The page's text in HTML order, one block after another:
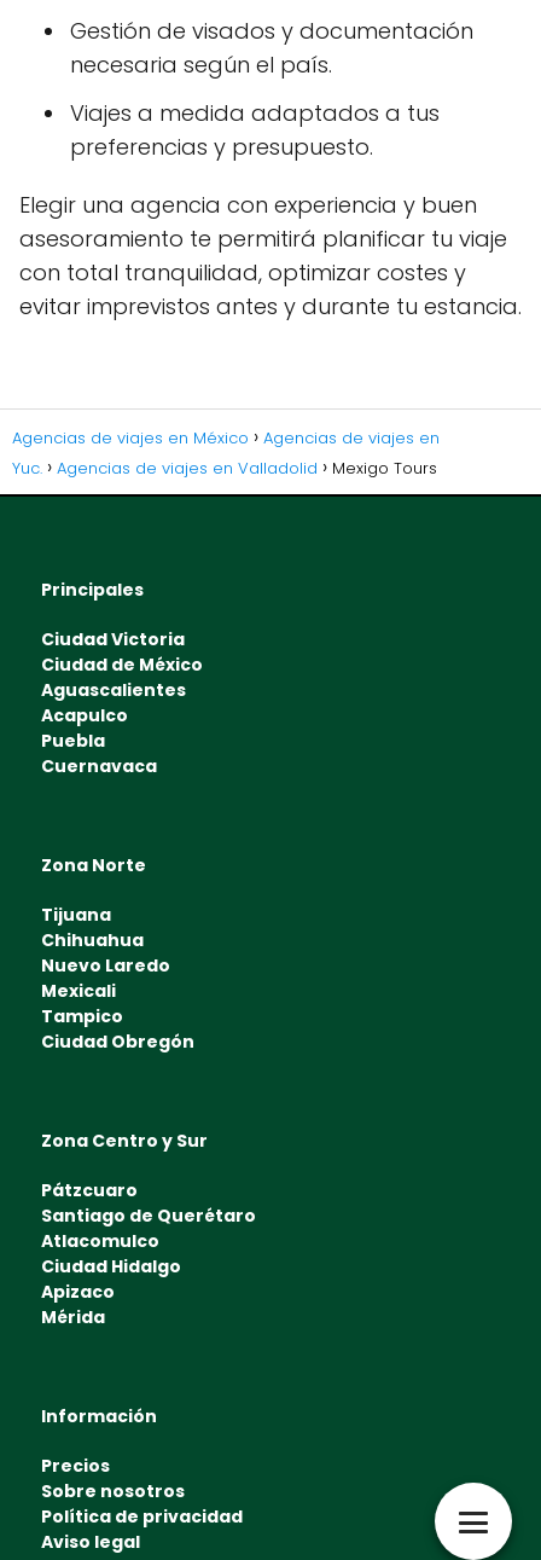
Gestión de visados y documentación
necesaria según el país.
Viajes a medida adaptados a tus
preferencias y presupuesto.
Elegir una agencia con experiencia y buen
asesoramiento te permitirá planificar tu viaje
con total tranquilidad, optimizar costes y
evitar imprevistos antes y durante tu estancia.
Agencias de viajes en México
Agencias de viajes en
Yuc.
Agencias de viajes en Valladolid Mexigo Tours
Principales
Ciudad Victoria
Ciudad de México
Aguascalientes
Acapulco
Puebla
Cuernavaca
Zona Norte
Tijuana
Chihuahua
Nuevo Laredo
Mexicali
Tampico
Ciudad Obregón
Zona Centro y Sur
Pátzcuaro
Santiago de Querétaro
Atlacomulco
Ciudad Hidalgo
Apizaco
Mérida
Información
Precios
Sobre nosotros
Política de privacidad
Aviso legal